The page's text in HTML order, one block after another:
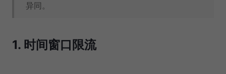
异同。
1. 时间窗口限流